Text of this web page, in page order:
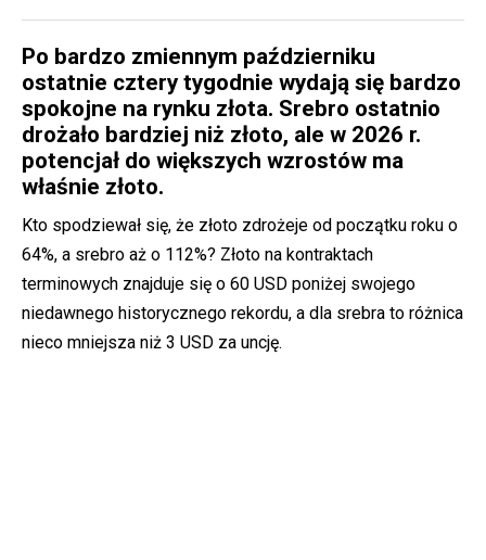
Po bardzo zmiennym październiku
ostatnie cztery tygodnie wydają się bardzo
spokojne na rynku złota. Srebro ostatnio
drożało bardziej niż złoto, ale w 2026 r.
potencjał do większych wzrostów ma
właśnie złoto.
Kto spodziewał się, że złoto zdrożeje od początku roku o
64%, a srebro aż o 112%? Złoto na kontraktach
terminowych znajduje się o 60 USD poniżej swojego
niedawnego historycznego rekordu, a dla srebra to różnica
nieco mniejsza niż 3 USD za uncję.